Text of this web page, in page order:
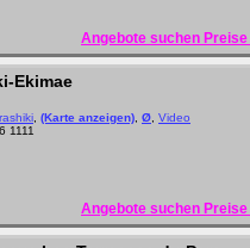
Angebote suchen
Ekimae
(Karte anzeigen) Ø Video
1111
Angebote suchen